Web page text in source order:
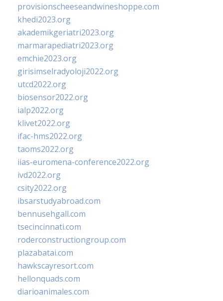
provisionscheeseandwineshoppe.com
khedi2023.org
akademikgeriatri2023.org
marmarapediatri2023.org
emchie2023.org
girisimselradyoloji2022.org
utcd2022.org
biosensor2022.org
ialp2022.org
klivet2022.org
ifac-hms2022.org
taoms2022.org
iias-euromena-conference2022.org
ivd2022.org
csity2022.org
ibsarstudyabroad.com
bennusehgall.com
tsecincinnati.com
roderconstructiongroup.com
plazabatai.com
hawkscayresort.com
hellonquads.com
diarioanimales.com